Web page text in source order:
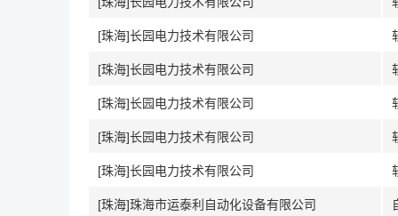
[珠海]长园电力技术有限公司
[珠海]长园电力技术有限公司
[珠海]长园电力技术有限公司
[珠海]长园电力技术有限公司
[珠海]长园电力技术有限公司
[珠海]珠海市运泰利自动化设备有限公司